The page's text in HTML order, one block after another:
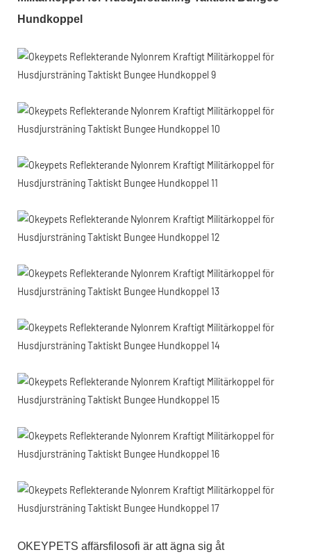
Hundkoppel
OKEYPETS affärsfilosofi är att ägna sig åt